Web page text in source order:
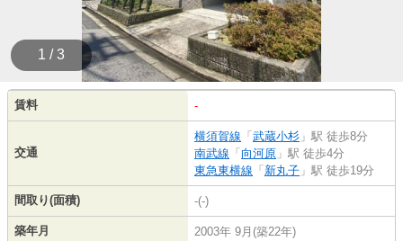
1 / 3
賃料 -
交通
横須賀線 「 武蔵小杉 」駅 徒歩8分
南武線 「 向河原 」駅 徒歩4分
東急東横線 「 新丸子 」駅 徒歩19分
間取り(面積) -(-)
築年月 2003年 9月(築22年)